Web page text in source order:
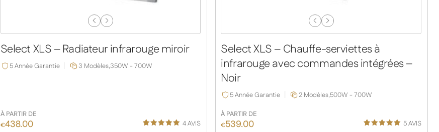
Previous
Slide
Next
Slide
Select XLS – Radiateur infrarouge miroir
5 Année Garantie 3 Modèles,350W - 700W
À PARTIR DE
€438.00 4AVIS
Previous
Slide
Next
Slide
Select XLS – Chauffe-serviettes à
infrarouge avec commandes intégrées –
Noir
5 Année Garantie 2 Modèles,500W - 700W
À PARTIR DE
€539.00 5AVIS